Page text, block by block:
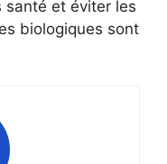
santé et éviter les
biologiques sont